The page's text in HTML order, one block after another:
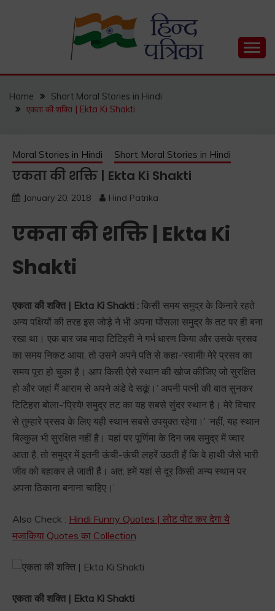
HIND PATRIKA
Status, Hindi Quotes, Hindi Inspirational Stories, Hindi
Home
Short Moral Stories in Hindi
एकता की शक्ति | Ekta Ki Shakti
Moral Stories in Hindi Short Moral Stories in Hindi
एकता की शक्ति | Ekta Ki Shakti
January 20, 2018 Hind Patrika
एकता की शक्ति | Ekta Ki
Shakti
एकता की शक्ति | Ekta Ki Shakti : किसी समय समुद्र के किनारे रहते
अन्य पक्षियों की तरह इस जोड़े ने भी अपना घोंसला समुद्र के तट पर ही बना
रखा था। एक बार जब मादा टिटिहरी ने गर्भ धारण किया और उसके प्रसव
का समय निकट आया, तो उसने अपने पति से कहा-‘स्वामी! मेरे प्रसव का
समय पूरा हो चुका है। आप किसी ऐसे स्थान की खोज कीजिए जो सुरक्षित
हो और जहां मैं आराम से अपने अंडे दे सकूं।’ अपनी पत्नी की बात सुनकर
टिटिहरा बोला-‘प्रिये! समुद्र तट का यह सबसे सुंदर स्थान है। मेरे विचार
से तुम्हारे प्रसव के लिए यही स्थान सबसे उपयुक्त रहेगा।’ ‘नहीं, यह स्थान
बिल्कुल भी सुरक्षित नहीं है। यहां पर पूर्णिमा के दिन जब समुद्र में ज्वार
आता है, तो समुद्र में इतनी ऊंची-ऊंची लहरें उठती हैं कि वे हाथी जैसे भारी
जीव को बहाकर ले जाती हैं। अत: हमें यहां से दूर किसी अन्य स्थान पर
अपना ठिकाना बनाना चाहिए।’
Also Check : Hindi Funny Quotes | लोट पोट कर देगा ये
मजाकिया Quotes का Collection
एकता की शक्ति | Ekta Ki Shakti